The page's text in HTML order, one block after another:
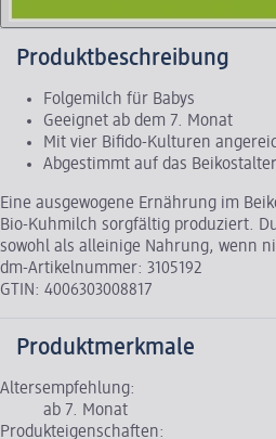
Produktbeschreibung
Folgemilch für Babys
Geeignet ab dem 7. Monat
Mit vier Bifido-Kulturen
Abgestimmt auf das Beikostalter
Eine ausgewogene Ernährung im
Bio-Kuhmilch sorgfältig produziert.
sowohl als alleinige Nahrung, wenn
dm-Artikelnummer: 3105192
GTIN: 4006303008817
Produktmerkmale
Altersempfehlung:
ab 7. Monat
Produkteigenschaften: